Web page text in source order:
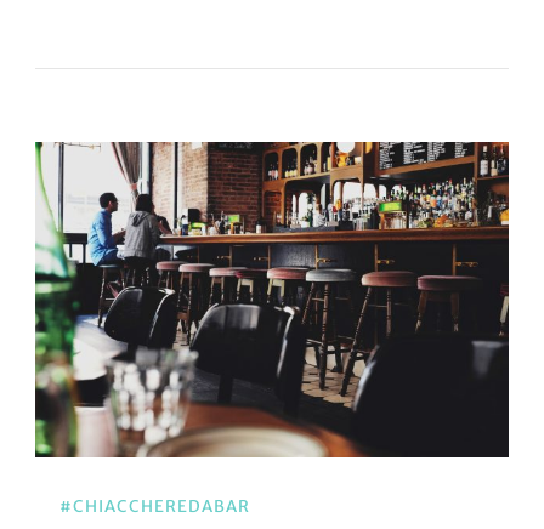
#CHIACCHEREDABAR